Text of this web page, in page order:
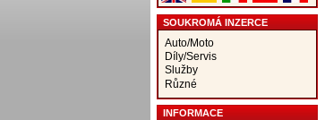
SOUKROMÁ INZERCE
Auto/Moto
Díly/Servis
Služby
Různé
INFORMACE